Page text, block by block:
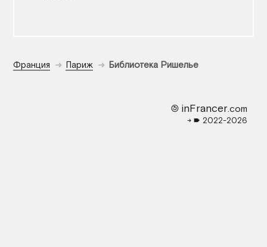
Франция Париж Библиотека Ришелье
🄎 inFrancer.com